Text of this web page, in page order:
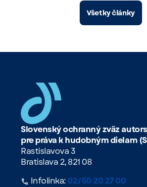
Všetky články
Slovenský ochranný zväz
pre práva k hudobným dielam
Rastislavova 3
Bratislava 2, 821 08
Infolinka: 02/50 20 27 00